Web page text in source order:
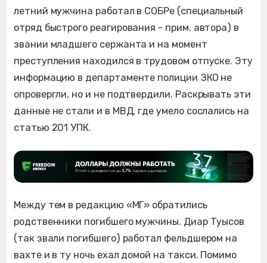
летний мужчина работал в СОБРе (специальный
отряд быстрого реагирования - прим. автора) в
звании младшего сержанта и на момент
преступления находился в трудовом отпуске. Эту
информацию в департаменте полиции ЗКО не
опровергли, но и не подтвердили. Раскрывать эти
данные не стали и в МВД, где умело сослались на
статью 201 УПК.
Между тем в редакцию «МГ» обратились
родственники погибшего мужчины. Диар Туысов
(так звали погибшего) работал фельдшером на
вахте и в ту ночь ехал домой на такси. Помимо